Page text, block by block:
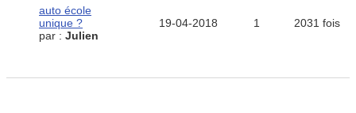
auto école
unique ?
par : Julien
19-04-2018 1 2031 fois